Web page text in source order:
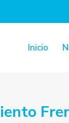
Inicio